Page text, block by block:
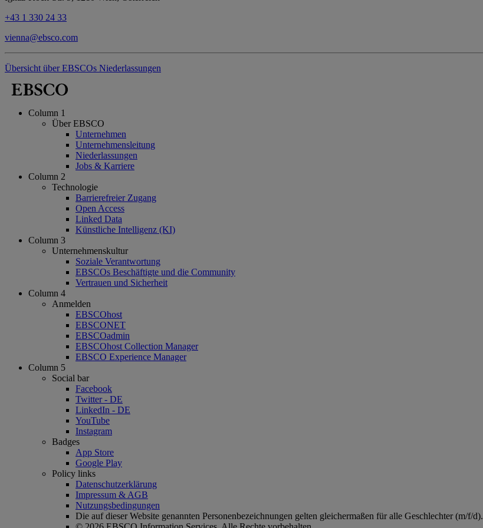
+43 1 330 24 33
vienna@ebsco.com
Übersicht über EBSCOs Niederlassungen
Column 1
Über EBSCO
Unternehmen
Unternehmensleitung
Niederlassungen
Jobs & Karriere
Column 2
Technologie
Barrierefreier Zugang
Open Access
Linked Data
Künstliche Intelligenz (KI)
Column 3
Unternehmenskultur
Soziale Verantwortung
EBSCOs Beschäftigte und die Community
Vertrauen und Sicherheit
Column 4
Anmelden
EBSCOhost
EBSCONET
EBSCOadmin
EBSCOhost Collection Manager
EBSCO Experience Manager
Column 5
Social bar
Facebook
Twitter - DE
LinkedIn - DE
YouTube
Instagram
Badges
App Store
Google Play
Policy links
Datenschutzerklärung
Impressum & AGB
Nutzungsbedingungen
Die auf dieser Website genannten Personenbezeichnungen gelten gleichermaßen für alle Geschlechter (m/f/d).